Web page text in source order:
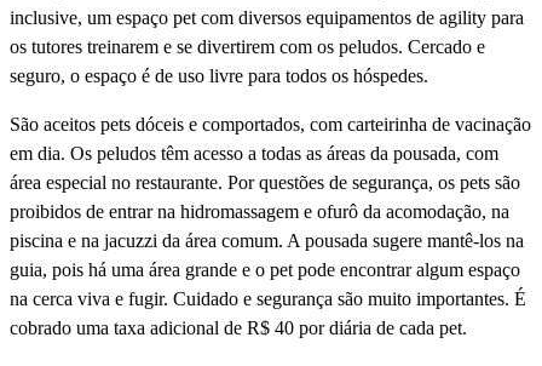
inclusive, um espaço pet com diversos equipamentos de agility para
os tutores treinarem e se divertirem com os peludos. Cercado e
seguro, o espaço é de uso livre para todos os hóspedes.
São aceitos pets dóceis e comportados, com carteirinha de vacinação
em dia. Os peludos têm acesso a todas as áreas da pousada, com
área especial no restaurante. Por questões de segurança, os pets são
proibidos de entrar na hidromassagem e ofurô da acomodação, na
piscina e na jacuzzi da área comum. A pousada sugere mantê-los na
guia, pois há uma área grande e o pet pode encontrar algum espaço
na cerca viva e fugir. Cuidado e segurança são muito importantes. É
cobrado uma taxa adicional de R$ 40 por diária de cada pet.